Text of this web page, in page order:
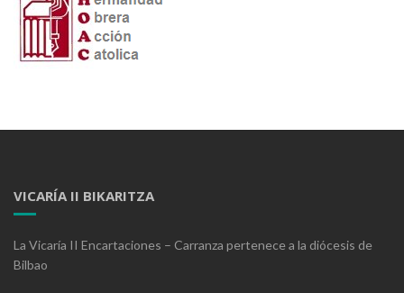
VICARÍA II BIKARITZA
La Vicaría II Encartaciones – Carranza pertenece a la diócesis de
Bilbao